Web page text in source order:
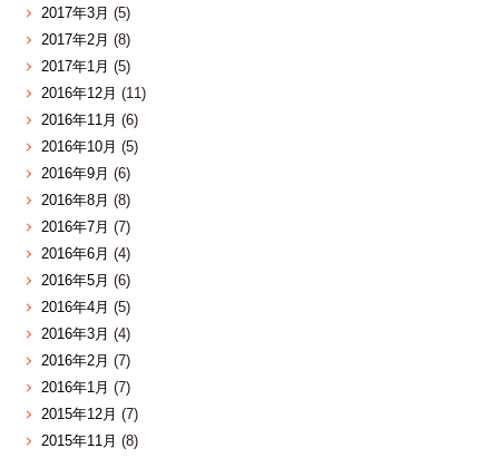
2017年3月 (5)
2017年2月 (8)
2017年1月 (5)
2016年12月 (11)
2016年11月 (6)
2016年10月 (5)
2016年9月 (6)
2016年8月 (8)
2016年7月 (7)
2016年6月 (4)
2016年5月 (6)
2016年4月 (5)
2016年3月 (4)
2016年2月 (7)
2016年1月 (7)
2015年12月 (7)
2015年11月 (8)